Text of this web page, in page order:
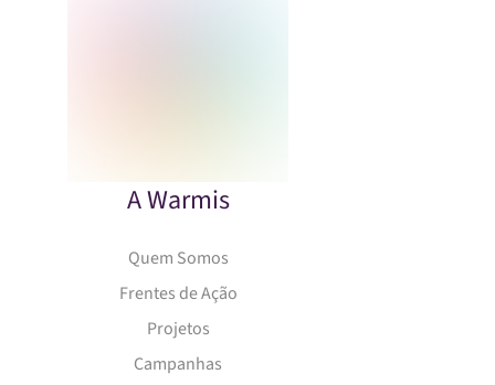
A Warmis
Quem Somos
Frentes de Ação
Projetos
Campanhas